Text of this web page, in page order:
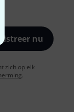
nu
zich op elk
.